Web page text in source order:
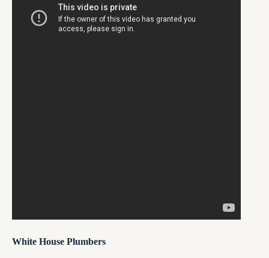
White House Plumbers